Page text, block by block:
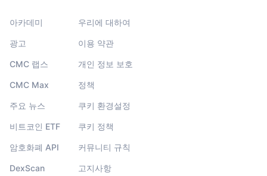
아카데미
광고
CMC 랩스
CMC Max
주요 뉴스
비트코인 ETF
암호화폐 API
DexScan
우리에 대하여
이용 약관
개인 정보 보호
정책
쿠키 환경설정
쿠키 정책
커뮤니티 규칙
고지사항